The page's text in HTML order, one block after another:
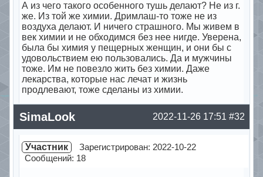
А из чего такого особенного тушь делают? Не из г.
же. Из той же химии. Дримлаш-то тоже не из
воздуха делают. И ничего страшного. Мы живем в
век химии и не обходимся без нее нигде. Уверена,
была бы химия у пещерных женщин, и они бы с
удовольствием ею пользовались. Да и мужчины
тоже. Им не повезло жить без химии. Даже
лекарства, которые нас лечат и жизнь
продлевают, тоже сделаны из химии.
Offline #32
2022-11-26 17:51
SimaLook
Участник
Зарегистрирован: 2022-10-22
Сообщений: 18